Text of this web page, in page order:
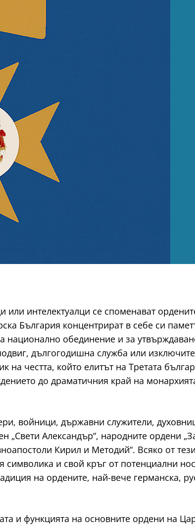
интелектуалци се споменават
България концентрират в себе си
обединение и за
дългогодишна служба или
на честта, който елитът на Третата
до драматичния край на
войници, държавни служители,
Александър“, народните ордени
Кирил и Методий“. Всяко от
символика и свой кръг от потенциални
на ордените, най-вече германска,
и функцията на основните ордени на